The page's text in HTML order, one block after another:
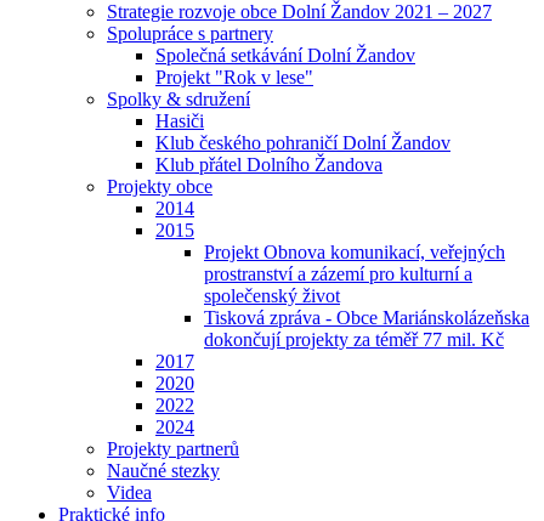
Strategie rozvoje obce Dolní Žandov 2021 – 2027
Spolupráce s partnery
Společná setkávání Dolní Žandov
Projekt "Rok v lese"
Spolky & sdružení
Hasiči
Klub českého pohraničí Dolní Žandov
Klub přátel Dolního Žandova
Projekty obce
2014
2015
Projekt Obnova komunikací, veřejných
prostranství a zázemí pro kulturní a
společenský život
Tisková zpráva - Obce Mariánskolázeňska
dokončují projekty za téměř 77 mil. Kč
2017
2020
2022
2024
Projekty partnerů
Naučné stezky
Videa
Praktické info